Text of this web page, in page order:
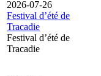
2026-07-26
Festival d’été de
Tracadie
Festival d’été de
Tracadie